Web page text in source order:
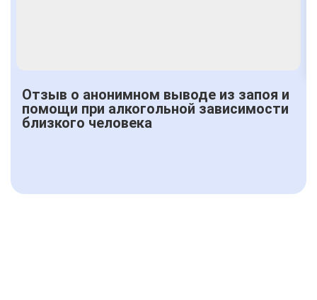
Отзыв о анонимном выводе из запоя и
помощи при алкогольной зависимости
близкого человека